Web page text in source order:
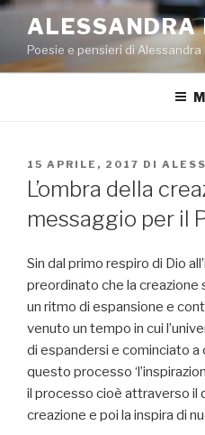
Salta
contenuto
ALESSANDRA
Poesie e pensieri di Alessandra
PUBBLICATO
IL
15 APRILE, 2017 DI
L’ombra della
messaggio per il
Sin dal primo respiro di Dio
preordinato che la creazione
un ritmo di espansione e
venuto un tempo in cui
di espandersi e cominciato a
questo processo
il processo cioè attraverso il
creazione e poi la inspira di